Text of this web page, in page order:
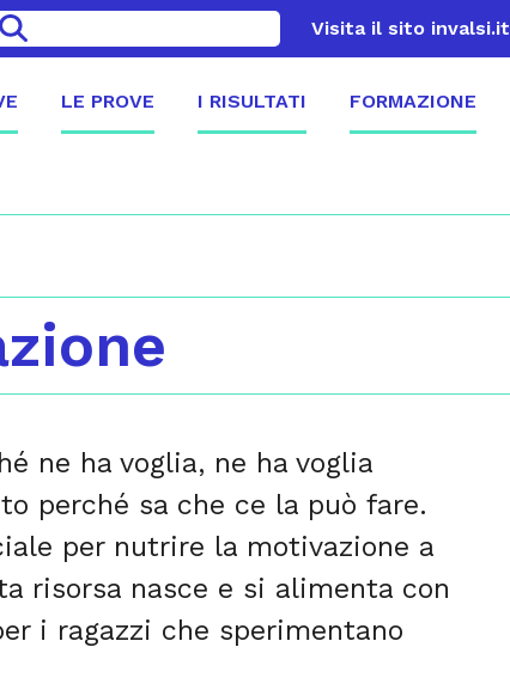
> Visita il sito invalsi.it
LE PROVE I RISULTATI FORMAZIONE
ne ha voglia, ne ha voglia
perché sa che ce la può fare.
per nutrire la motivazione a
risorsa nasce e si alimenta con
i ragazzi che sperimentano